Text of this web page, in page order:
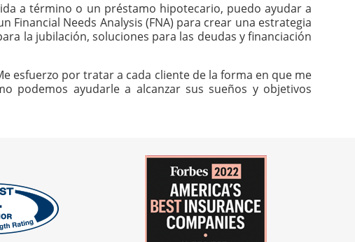
a término o un préstamo hipotecario, puedo ayudar a
Needs Analysis (FNA) para crear una estrategia
la jubilación, soluciones para las deudas y financiación
esfuerzo por tratar a cada cliente de la forma en que me
podemos ayudarle a alcanzar sus sueños y objetivos